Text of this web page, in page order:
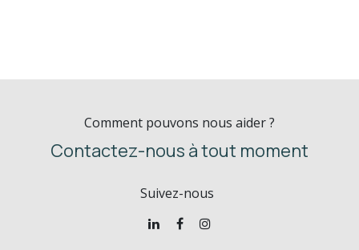
Comment pouvons nous aider ?
Contactez-nous à tout moment
Suivez-nous